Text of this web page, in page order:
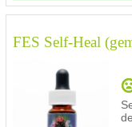
FES Self-Heal